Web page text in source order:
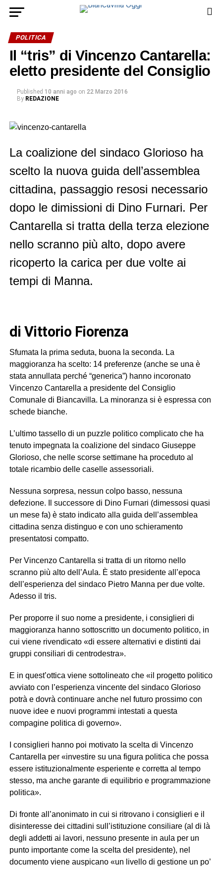
POLITICA
Il “tris” di Vincenzo Cantarella:
eletto presidente del Consiglio
Published 10 anni ago on 22 Marzo 2016
By REDAZIONE
La coalizione del sindaco Glorioso ha
scelto la nuova guida dell’assemblea
cittadina, passaggio resosi necessario
dopo le dimissioni di Dino Furnari. Per
Cantarella si tratta della terza elezione
nello scranno più alto, dopo avere
ricoperto la carica per due volte ai
tempi di Manna.
di Vittorio Fiorenza
Sfumata la prima seduta, buona la seconda. La
maggioranza ha scelto: 14 preferenze (anche se una è
stata annullata perché “generica”) hanno incoronato
Vincenzo Cantarella a presidente del Consiglio
Comunale di Biancavilla. La minoranza si è espressa con
schede bianche.
L’ultimo tassello di un puzzle politico complicato che ha
tenuto impegnata la coalizione del sindaco Giuseppe
Glorioso, che nelle scorse settimane ha proceduto al
totale ricambio delle caselle assessoriali.
Nessuna sorpresa, nessun colpo basso, nessuna
defezione. Il successore di Dino Furnari (dimessosi quasi
un mese fa) è stato indicato alla guida dell’assemblea
cittadina senza distinguo e con uno schieramento
presentatosi compatto.
Per Vincenzo Cantarella si tratta di un ritorno nello
scranno più alto dell’Aula. È stato presidente all’epoca
dell’esperienza del sindaco Pietro Manna per due volte.
Adesso il tris.
Per proporre il suo nome a presidente, i consiglieri di
maggioranza hanno sottoscritto un documento politico, in
cui viene rivendicato «di essere alternativi e distinti dai
gruppi consiliari di centrodestra».
E in quest’ottica viene sottolineato che «il progetto politico
avviato con l’esperienza vincente del sindaco Glorioso
potrà e dovrà continuare anche nel futuro prossimo con
nuove idee e nuovi programmi intestati a questa
compagine politica di governo».
I consiglieri hanno poi motivato la scelta di Vincenzo
Cantarella per «investire su una figura politica che possa
essere istituzionalmente esperiente e corretta al tempo
stesso, ma anche garante di equilibrio e programmazione
politica».
Di fronte all’anonimato in cui si ritrovano i consiglieri e il
disinteresse dei cittadini sull’istituzione consiliare (al di là
degli addetti ai lavori, nessuno presente in aula per un
punto importante come la scelta del presidente), nel
documento viene auspicano «un livello di gestione un po’